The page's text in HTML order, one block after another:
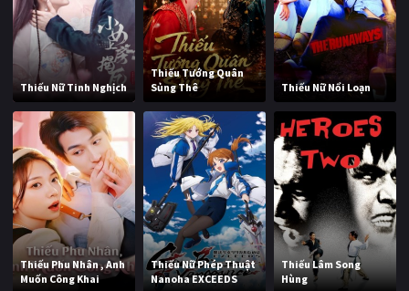
Thiếu Nữ Tinh Nghịch
Thiếu Tướng Quân
Sủng Thê
Thiếu Nữ Nổi Loạn
Thiếu Phu Nhân , Anh
Muốn Công Khai
Thiếu Nữ Phép Thuật
Nanoha EXCEEDS
Thiếu Lâm Song
Hùng